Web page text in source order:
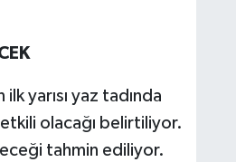
yarısı yaz tadında
olacağı belirtiliyor.
tahmin ediliyor.